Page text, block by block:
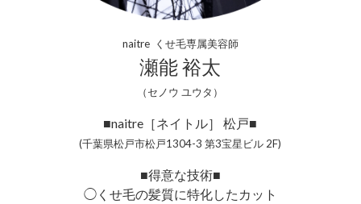
naitre くせ毛専属美容師
瀬能 裕太
（セノウ ユウタ）
■naitre［ネイトル］ 松戸■
(千葉県松戸市松戸1304-3 第3宝星ビル 2F)
■得意な技術■
◯くせ毛の髪質に特化したカット